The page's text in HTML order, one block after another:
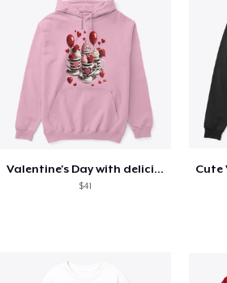
Valentine's Day with delicious food
$41